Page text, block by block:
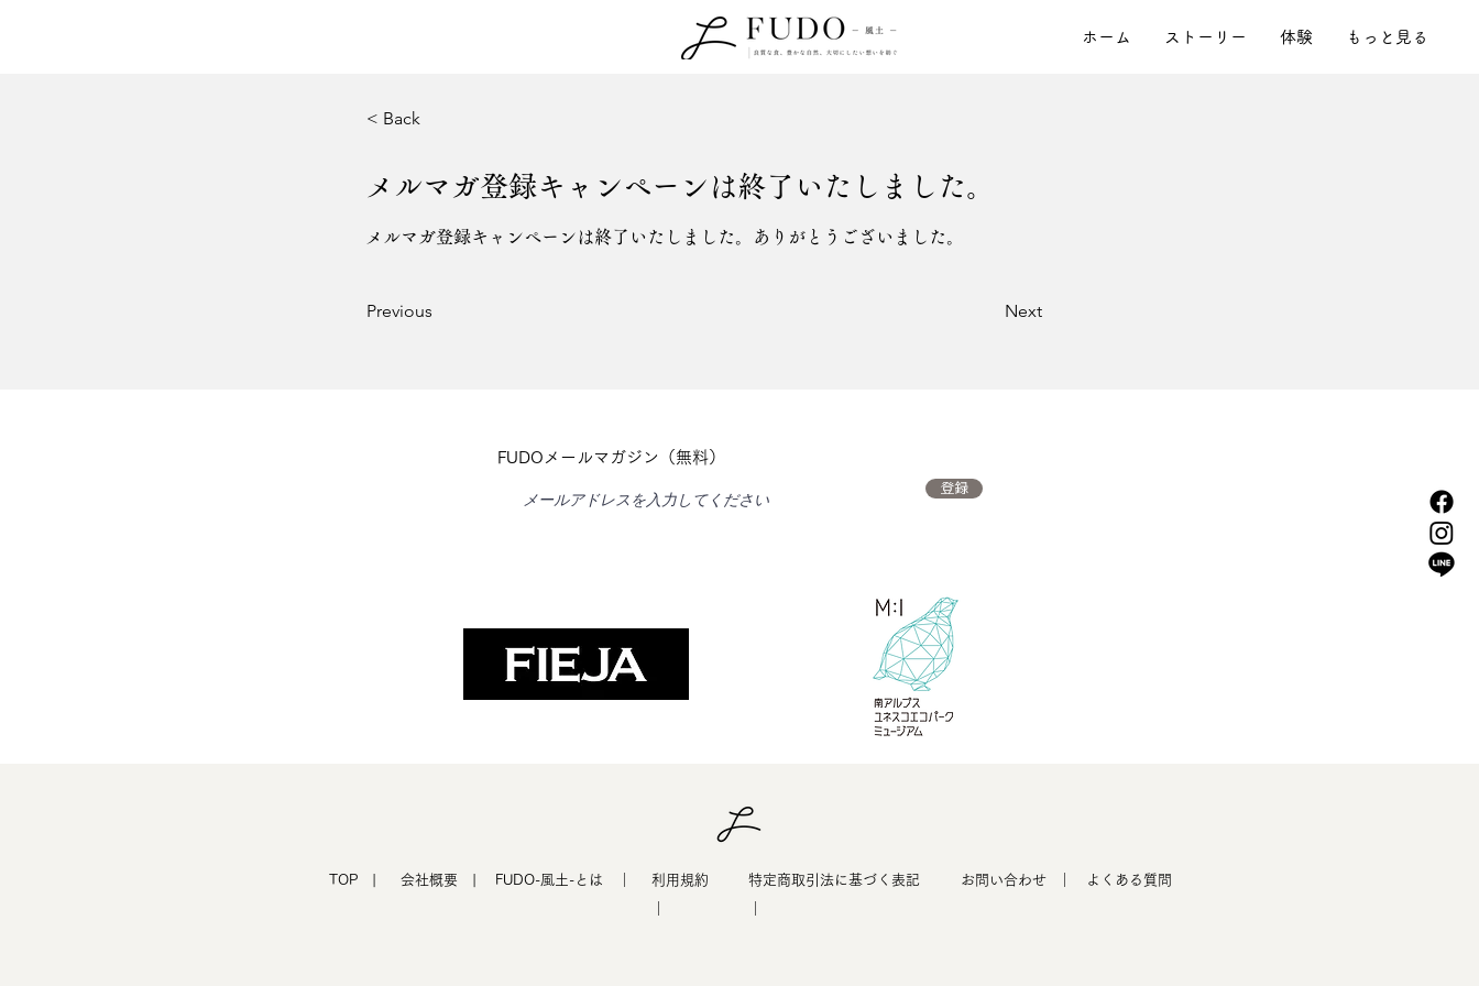
ホーム ストーリー 体験 もっと見る
< Back
メルマガ登録キャンペーンは終了いたしました。
メルマガ登録キャンペーンは終了いたしました。ありがとうございました。
Previous Next
FUDOメールマガジン（無料）
登録
TOP | 会社概要 | ​FUDO-風土-とは ｜
利用規約
特定商取引法に基づく表記
​お問い合わせ ｜ よくある質問